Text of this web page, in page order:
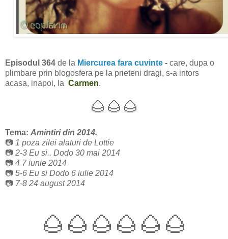
Episodul 364 de la Miercurea fara cuvinte - care, dupa o
plimbare prin blogosfera pe la prieteni dragi, s-a intors
acasa, inapoi, la Carmen.
🌰🌰🌰
Tema: Amintiri din 2014.
📷 1 poza zilei alaturi de Lottie
📷 2-3 Eu si.. Dodo 30 mai 2014
📷 4 7 iunie 2014
📷 5-6 Eu si Dodo 6 iulie 2014
📷 7-8 24 august 2014
🌰🌰🌰 🌰🌰🌰